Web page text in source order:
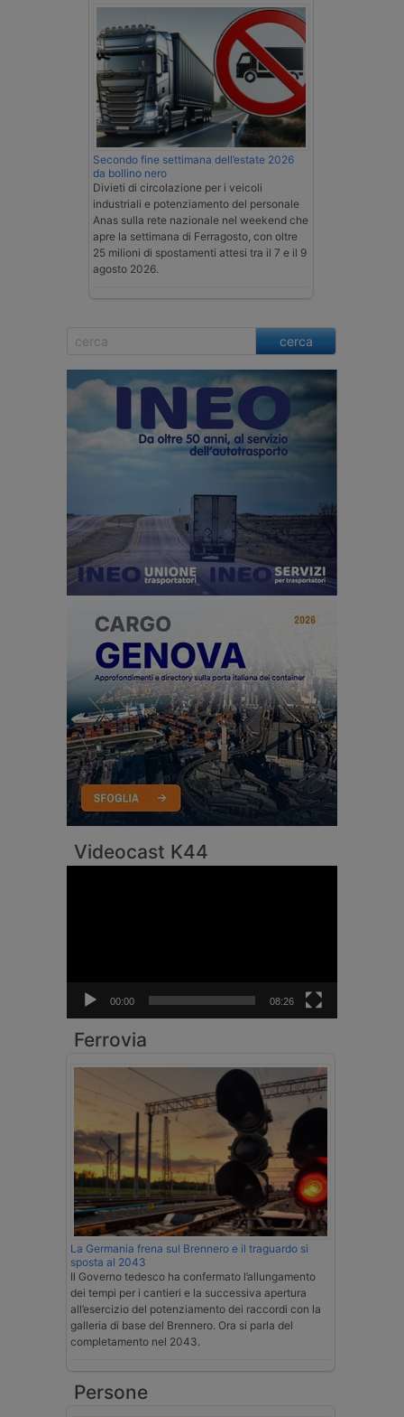
Secondo fine settimana dell’estate 2026
da bollino nero
Divieti di circolazione per i veicoli
industriali e potenziamento del personale
Anas sulla rete nazionale nel weekend che
apre la settimana di Ferragosto, con oltre
25 milioni di spostamenti attesi tra il 7 e il 9
agosto 2026.
cerca
Videocast K44
00:00 08:26
Ferrovia
La Germania frena sul Brennero e il traguardo si
sposta al 2043
Il Governo tedesco ha confermato l’allungamento
dei tempi per i cantieri e la successiva apertura
all’esercizio del potenziamento dei raccordi con la
galleria di base del Brennero. Ora si parla del
completamento nel 2043.
Persone